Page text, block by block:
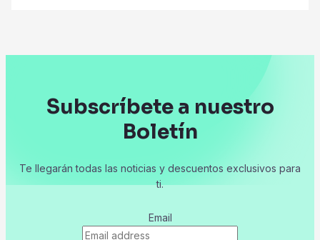
Subscríbete a nuestro
Boletín
Te llegarán todas las noticias y descuentos exclusivos para
ti.
Email